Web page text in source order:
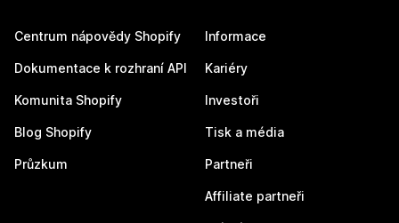
Centrum nápovědy Shopify
Dokumentace k rozhraní API
Komunita Shopify
Blog Shopify
Průzkum
Informace
Kariéry
Investoři
Tisk a média
Partneři
Affiliate partneři